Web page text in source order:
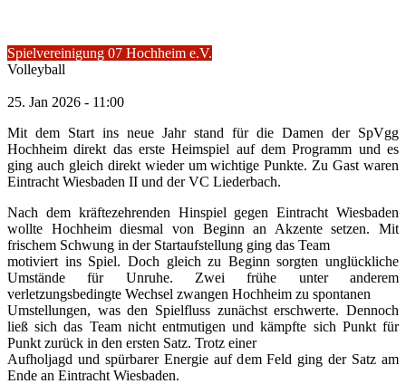
Spielvereinigung 07 Hochheim e.V.
Volleyball
25. Jan 2026 - 11:00
Mit dem Start ins neue Jahr stand für die Damen der SpVgg
Hochheim direkt das erste Heimspiel auf dem Programm und es
ging auch gleich direkt wieder um wichtige Punkte. Zu Gast waren
Eintracht Wiesbaden II und der VC Liederbach.
Nach dem kräftezehrenden Hinspiel gegen Eintracht Wiesbaden
wollte Hochheim diesmal von Beginn an Akzente setzen. Mit
frischem Schwung in der Startaufstellung ging das Team
motiviert ins Spiel. Doch gleich zu Beginn sorgten unglückliche
Umstände für Unruhe. Zwei frühe unter anderem
verletzungsbedingte Wechsel zwangen Hochheim zu spontanen
Umstellungen, was den Spielfluss zunächst erschwerte. Dennoch
ließ sich das Team nicht entmutigen und kämpfte sich Punkt für
Punkt zurück in den ersten Satz. Trotz einer
Aufholjagd und spürbarer Energie auf dem Feld ging der Satz am
Ende an Eintracht Wiesbaden.